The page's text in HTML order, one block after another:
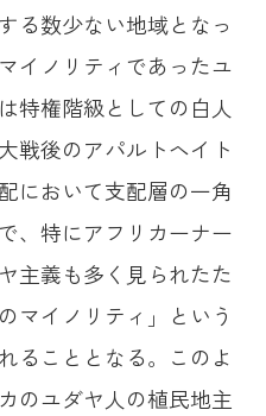
る数少ない地域となっ
イノリティであったユ
特権階級としての白人
戦後のアパルトヘイト
において支配層の一角
、特にアフリカーナー
主義も多く見られたた
マイノリティ」という
ることとなる。このよ
のユダヤ人の植民地主